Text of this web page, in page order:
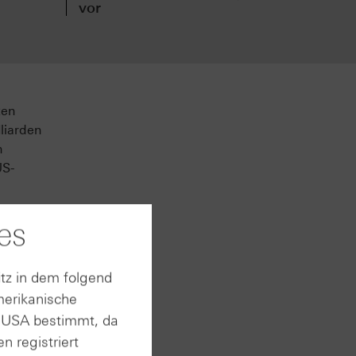
vor
an
Zudem
91
in dem folgend
bestimmt, da
registriert